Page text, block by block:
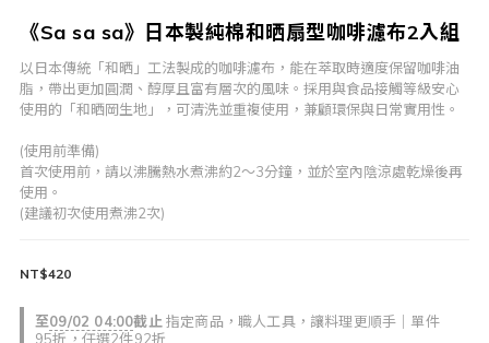
《Sa sa sa》日本製純棉和晒扇型咖啡濾布2入組
以日本傳統「和晒」工法製成的咖啡濾布，能在萃取時適度保留咖啡油
脂，帶出更加圓潤、醇厚且富有層次的風味。採用與食品接觸等級安心
使用的「和晒岡生地」，可清洗並重複使用，兼顧環保與日常實用性。
(使用前準備)
首次使用前，請以沸騰熱水煮沸約2～3分鐘，並於室內陰涼處乾燥後再
使用。
(建議初次使用煮沸2次)
至09/02 04:00截止 指定商品，職人工具，讓料理更順手｜單件
95折，任選2件92折
NT$420